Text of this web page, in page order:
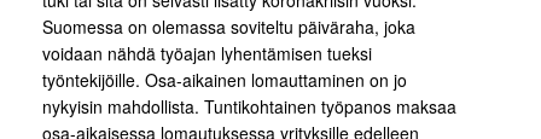
Suomessa on olemassa soviteltu päiväraha, joka
voidaan nähdä työajan lyhentämisen tueksi
työntekijöille. Osa-aikainen lomauttaminen on jo
nykyisin mahdollista. Tuntikohtainen työpanos maksaa
osa-aikaisessa lomautuksessa yrityksille edelleen